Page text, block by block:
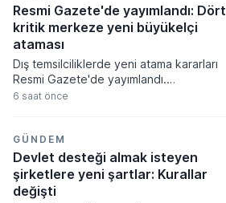
Resmi Gazete'de yayımlandı: Dört
kritik merkeze yeni büyükelçi
ataması
Dış temsilciliklerde yeni atama kararları
Resmi Gazete'de yayımlandı.
Cumhurbaşkanı Recep Tayyip Erdoğan'ın
büyükelçilikleri ile Birleşmiş Milletler
Cenevre Ofisi nezdindeki Daimi
Temsilciliğe yeni isimler getirildi.
6 saat önce
GÜNDEM
Devlet desteği almak isteyen
şirketlere yeni şartlar: Kurallar
değişti